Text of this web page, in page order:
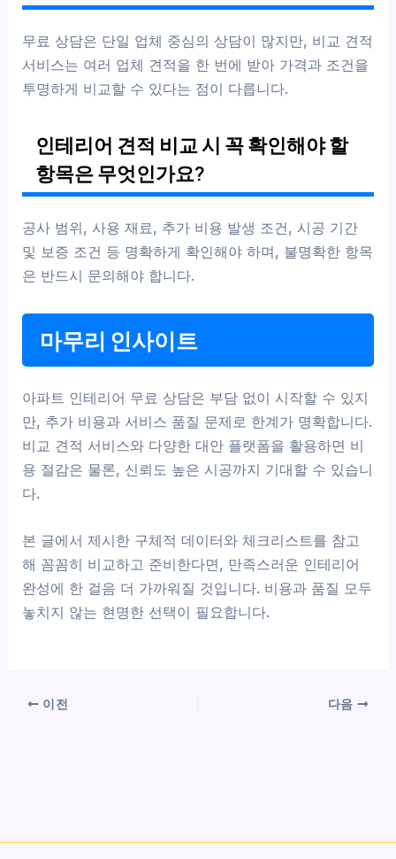
무료 상담은 단일 업체 중심의 상담이 많지만, 비교 견적
서비스는 여러 업체 견적을 한 번에 받아 가격과 조건을
투명하게 비교할 수 있다는 점이 다릅니다.
인테리어 견적 비교 시 꼭 확인해야 할
항목은 무엇인가요?
공사 범위, 사용 재료, 추가 비용 발생 조건, 시공 기간
및 보증 조건 등 명확하게 확인해야 하며, 불명확한 항목
은 반드시 문의해야 합니다.
마무리 인사이트
아파트 인테리어 무료 상담은 부담 없이 시작할 수 있지
만, 추가 비용과 서비스 품질 문제로 한계가 명확합니다.
비교 견적 서비스와 다양한 대안 플랫폼을 활용하면 비
용 절감은 물론, 신뢰도 높은 시공까지 기대할 수 있습니
다.
본 글에서 제시한 구체적 데이터와 체크리스트를 참고
해 꼼꼼히 비교하고 준비한다면, 만족스러운 인테리어
완성에 한 걸음 더 가까워질 것입니다. 비용과 품질 모두
놓치지 않는 현명한 선택이 필요합니다.
이전 다음